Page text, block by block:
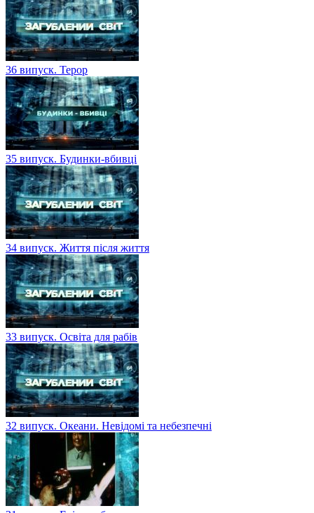
36 випуск. Терор
35 випуск. Будинки-вбивці
34 випуск. Життя після життя
33 випуск. Освіта для рабів
32 випуск. Океани. Невідомі та небезпечні